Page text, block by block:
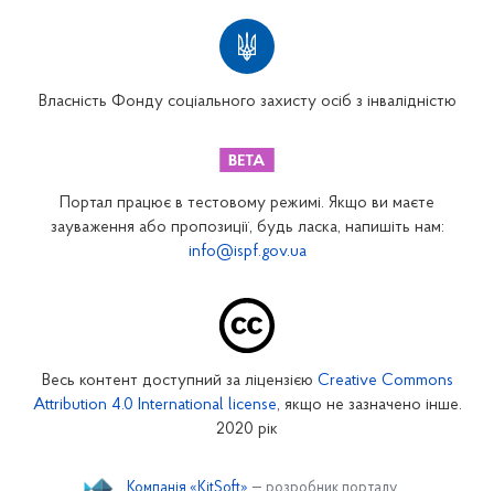
Закарпатське відділення
Запорізьке відділення
Кіровоградське відділення
Власність Фонду соціального захисту осіб з інвалідністю
Портал працює в тестовому режимі. Якщо ви маєте
зауваження або пропозиції, будь ласка, напишіть нам:
info@ispf.gov.ua
Весь контент доступний за ліцензією Creative Commons
Attribution 4.0 International license, якщо не зазначено інше.
2020 рік